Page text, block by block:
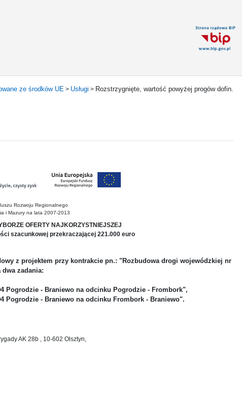
ze środków UE > Usługi > Rozstrzygnięte, wartość powyżej progów dofin.
Rozwoju Regionalnego
i Mazury na lata 2007-2013
OFERTY NAJKORZYSTNIEJSZEJ
szacunkowej przekraczającej 221.000 euro
z projektem przy kontrakcie pn.: "Rozbudowa drogi wojewódzkiej nr
zadania:
Pogrodzie - Braniewo na odcinku Pogrodzie - Frombork",
Pogrodzie - Braniewo na odcinku Frombork - Braniewo".
AK 28b , 10-602 Olsztyn,